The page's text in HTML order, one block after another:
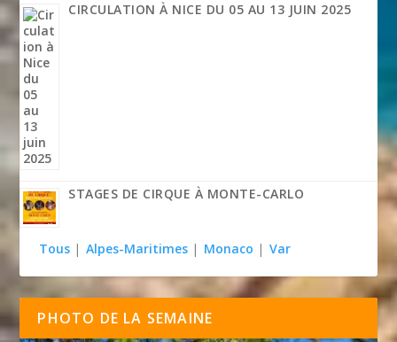
CIRCULATION À NICE DU 05 AU 13 JUIN 2025
STAGES DE CIRQUE À MONTE-CARLO
Tous | Alpes-Maritimes | Monaco | Var
PHOTO DE LA SEMAINE